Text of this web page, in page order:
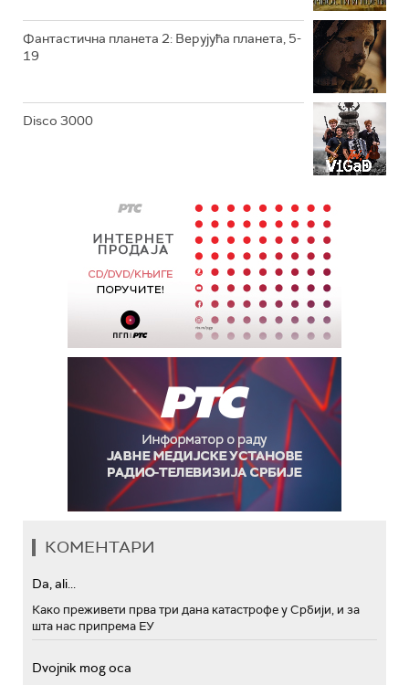
Фантастична планета 2: Верујућа планета, 5-
19
Disco 3000
КОМЕНТАРИ
Da, ali...
Како преживети прва три дана катастрофе у Србији, и за
шта нас припрема ЕУ
Dvojnik mog oca